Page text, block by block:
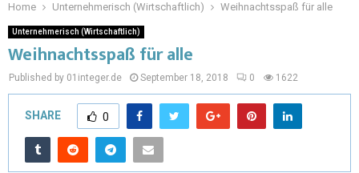
Home Unternehmerisch (Wirtschaftlich) Weihnachtsspaß für alle
Unternehmerisch (Wirtschaftlich)
Weihnachtsspaß für alle
Published by 01integer.de September 18, 2018 0 1622
SHARE 0